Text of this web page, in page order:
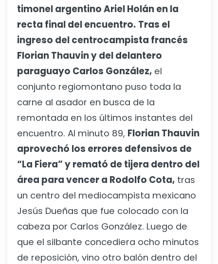
timonel argentino Ariel Holán en la
recta final del encuentro. Tras el
ingreso del centrocampista francés
Florian Thauvin y del delantero
paraguayo Carlos González, el
conjunto regiomontano puso toda la
carne al asador en busca de la
remontada en los últimos instantes del
encuentro. Al minuto 89, Florian Thauvin
aprovechó los errores defensivos de
“La Fiera” y remató de tijera dentro del
área para vencer a Rodolfo Cota, tras
un centro del mediocampista mexicano
Jesús Dueñas que fue colocado con la
cabeza por Carlos González. Luego de
que el silbante concediera ocho minutos
de reposición, vino otro balón dentro del